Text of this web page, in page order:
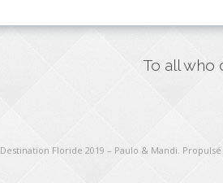
To all
Destination Floride 2019 – Paulo & Mandi.